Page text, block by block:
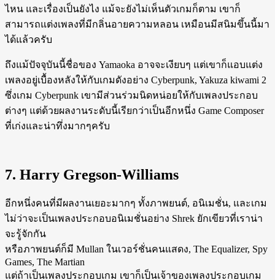
ไหน และเรื่องเป็นยังไง แม้จะยังไม่เห็นตัวเกมก็ตาม เขาก็
สามารถแต่งเพลงที่มีกลิ่นอายความหลอน เหมือนมีสนิมขึ้นนี้มา
ได้แล้วครับ
ถึงแม้ปัจจุบันนี้ชื่อของ Yamaoka อาจจะเงียบๆ แต่เขาก็แอบแต่ง
เพลงอยู่เบื้องหลังให้กับเกมดังอย่าง Cyberpunk, Yakuza kiwami 2
ซึ่งเกม Cyberpunk เขามีส่วนร่วมนิดหน่อยให้กับเพลงประกอบ
ต่างๆ แต่ด้วยผลงานระดับนี้เรียกว่าเป็นอีกหนึ่ง Game Composer
ที่เก่งและน่าทึ่งมากๆครับ
7. Harry Gregson-Williams
อีกหนึ่งคนที่มีผลงานเยอะมากๆ ทั้งภาพยนต์, อนิเมชั่น, และเกม
ไม่ว่าจะเป็นเพลงประกอบอนิเมชั่นอย่าง Shrek ยักเขียวที่เราน่า
จะรู้จักกัน
หรือภาพยนต์ก็มี Mullan ในเวอร์ชั่นคนแสดง, The Equalizer, Spy
Games, The Martian
แต่ถ้าเป็นเพลงประกอบเกม เขาก็เป็นเจ้าของเพลงประกอบเกม